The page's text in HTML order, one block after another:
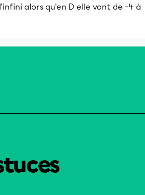
alors qu'en D elle vont de -4 à